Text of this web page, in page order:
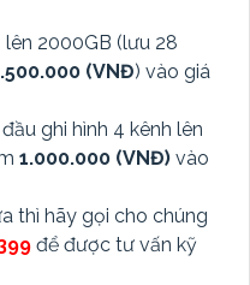
2000GB (lưu 28
(VNĐ) vào giá
ghi hình 4 kênh lên
1.000.000 (VNĐ) vào
thì hãy gọi cho chúng
để được tư vấn kỹ